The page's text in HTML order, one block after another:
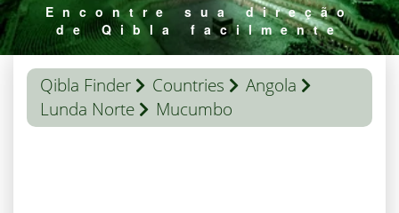
Encontre sua direção
de Qibla facilmente
Qibla Finder Countries
Angola
Lunda Norte
Mucumbo